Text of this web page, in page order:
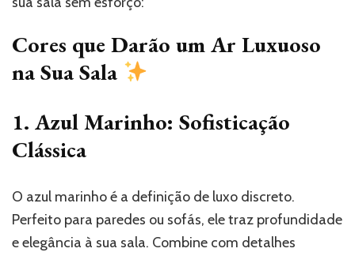
Cores que Darão um Ar Luxuoso
na Sua Sala
1. Azul Marinho: Sofisticação
Clássica
O azul marinho é a definição de luxo discreto.
Perfeito para paredes ou sofás, ele traz profundidade
e elegância à sua sala. Combine com detalhes